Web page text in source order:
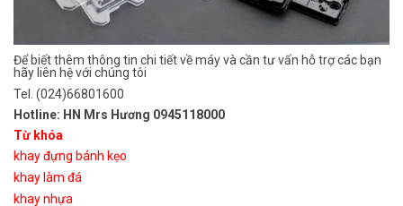
Để biết thêm thông tin chi tiết về máy và cần tư vấn hỗ trợ các bạn
hãy liên hệ với chúng tôi
Tel. (024)66801600
Hotline: HN Mrs Hương 0945118000
Từ khóa
khay đựng bánh kẹo
khay làm đá
khay nhựa